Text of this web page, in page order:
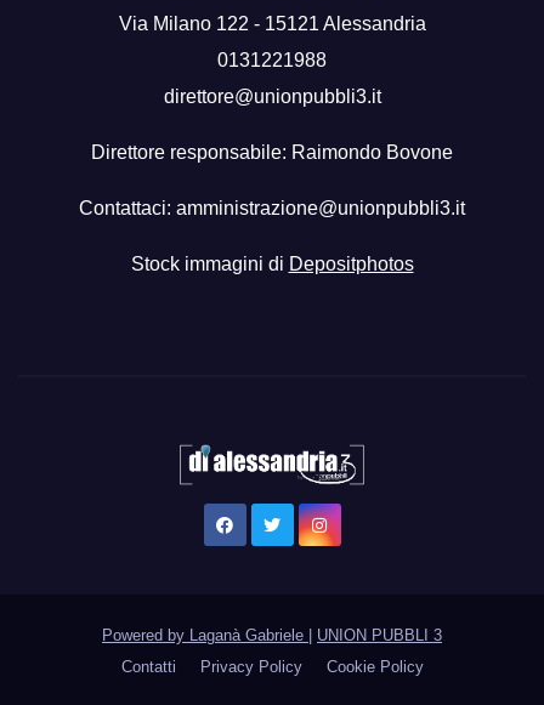
Via Milano 122 - 15121 Alessandria
0131221988
direttore@unionpubbli3.it
Direttore responsabile: Raimondo Bovone
Contattaci: amministrazione@unionpubbli3.it
Stock immagini di Depositphotos
Powered by Laganà Gabriele
UNION PUBBLI 3
Contatti
Privacy Policy Cookie Policy